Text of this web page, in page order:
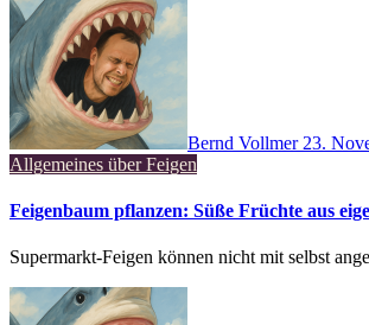
Bernd Vollmer 23.
Allgemeines über Feigen
Feigenbaum pflanzen: Süße Früchte aus
Supermarkt-Feigen können nicht mit selbst